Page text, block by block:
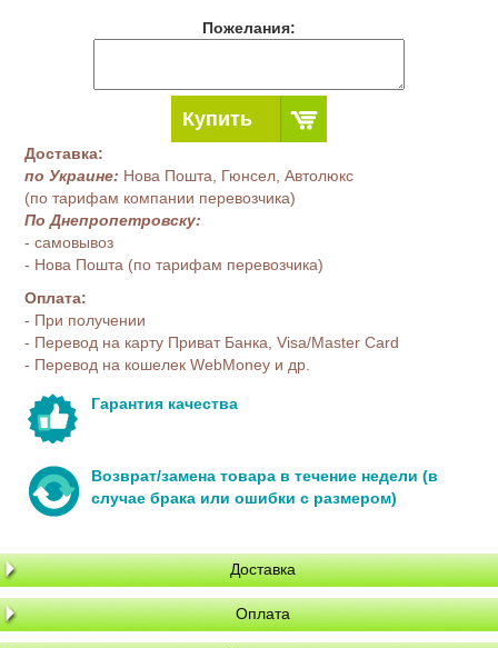
Пожелания:
Купить
Доставка:
по Украине: Нова Пошта, Гюнсел, Автолюкс
(по тарифам компании перевозчика)
По Днепропетровску:
- самовывоз
- Нова Пошта (по тарифам перевозчика)
Оплата:
- При получении
- Перевод на карту Приват Банка, Visa/Master Card
- Перевод на кошелек WebMoney и др.
Гарантия качества
Возврат/замена товара в течение недели (в
случае брака или ошибки с размером)
Доставка
Оплата